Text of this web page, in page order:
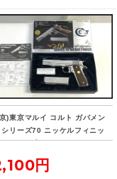
)東京マルイ コルト ガバメン
シリーズ70 ニッケルフィニッ
ガスブローバック
円